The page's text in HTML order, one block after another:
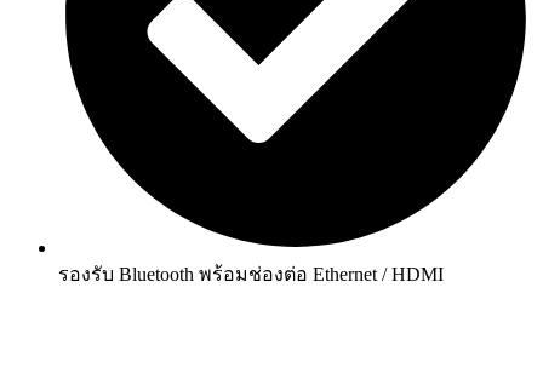
รองรับ Bluetooth พร้อมช่องต่อ Ethernet / HDMI